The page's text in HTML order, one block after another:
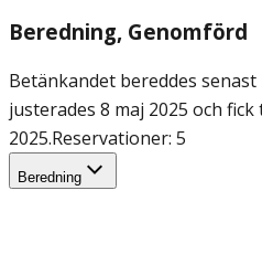
Beredning, Genomförd
Betänkandet bereddes
justerades 8 maj 2025 och fick
2025.Reservationer: 5
Beredning